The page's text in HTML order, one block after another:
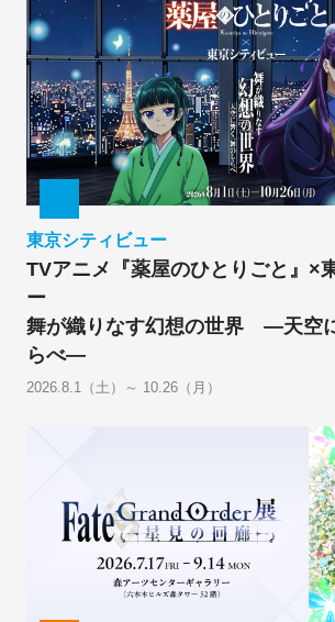
東京シティビュー
TVアニメ『薬屋のひとりごと』×
ー
舞が織りなす幻想の世界 ―天空
らべ―
2026.8.1（土）～ 10.26（月）